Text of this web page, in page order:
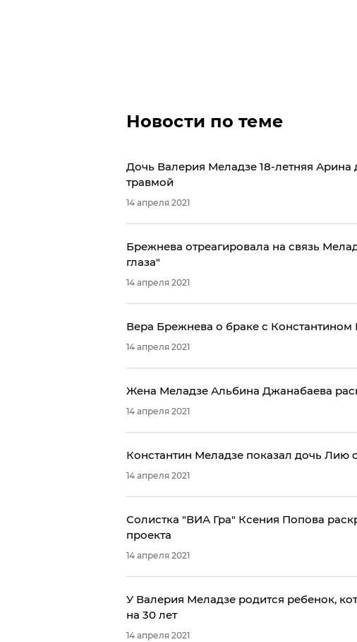
Новости по теме
Дочь Валерия Меладзе 18-летняя Арина
травмой
14 апреля 2021
Брежнева отреагировала на связь
глаза"
14 апреля 2021
Вера Брежнева о браке с
14 апреля 2021
Жена Меладзе Альбина Джанабаева
14 апреля 2021
Константин Меладзе показал дочь Лию
14 апреля 2021
Солистка "ВИА Гра" Ксения Попова
проекта
14 апреля 2021
У Валерия Меладзе родится ребенок,
на 30 лет
14 апреля 2021